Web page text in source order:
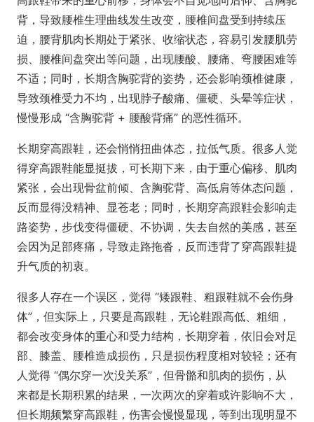
背，导致腰椎生理曲线发生改变，腰椎间盘受到持续压
迫，腰背肌肉长期处于紧张、收缩状态，容易引发腰肌劳
损、腰椎间盘突出等问题，出现腰酸、腰痛、弯腰困难等
不适；同时，长期含胸驼背的姿势，还会影响颈椎健康，
导致颈椎受力不均，出现脖子酸痛、僵硬、头晕等症状，
慢慢形成 “含胸驼背 + 腰酸背痛” 的恶性循环。
长期穿高跟鞋，还会悄悄扭曲体态，拉低气质。很多人觉
得穿高跟鞋能显挺拔，可长期下来，由于重心偏移、肌肉
紧张，会出现骨盆前倾、含胸驼背、高低肩等体态问题，
反而显得没精神、显苍老；同时，长期穿高跟鞋会影响走
路姿势，步伐变得僵硬、不协调，失去自然的美感，甚至
会因为足部疼痛，导致走路拖沓，反而违背了穿高跟鞋提
升气质的初衷。
很多人存在一个误区，觉得 “矮跟鞋、粗跟鞋就不会伤身
体”，但实际上，只要是高跟鞋，无论鞋跟高低、粗细，
都会改变身体的重心和受力结构，长期穿着，依旧会对足
部、膝盖、腰椎造成损伤，只是损伤程度相对较轻；还有
人觉得 “偶尔穿一次没关系”，但骨骼和肌肉的损伤，从
来都是长期积累的结果，一次两次的穿着或许影响不大，
但长期频繁穿高跟鞋，伤害会慢慢显现，等到出现明显不